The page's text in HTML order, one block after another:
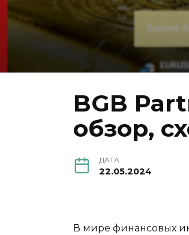
BGB
обзор,
ДАТА
22.05.2024
В мире финансовых